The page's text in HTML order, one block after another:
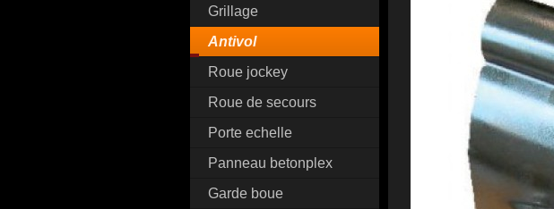
Grillage
Antivol
Roue jockey
Roue de secours
Porte echelle
Panneau betonplex
Garde boue